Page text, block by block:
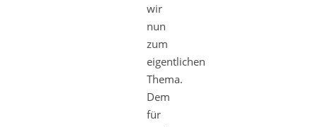
wir
nun
zum
eigentlichen
Thema.
Dem
für